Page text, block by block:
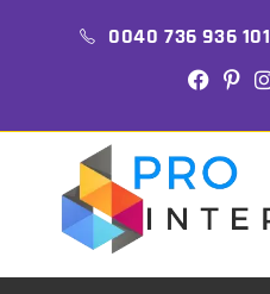
0040 736 936 101